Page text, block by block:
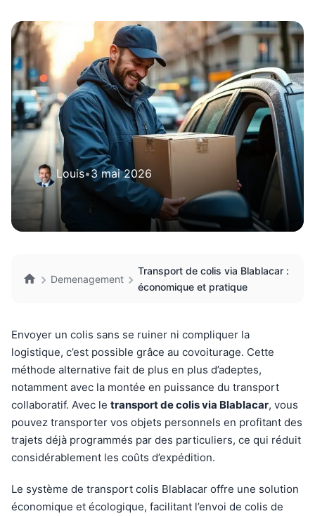
Louis•3 mai 2026
Demenagement
Transport de colis via Blablacar :
économique et pratique
Envoyer un colis sans se ruiner ni compliquer la
logistique, c’est possible grâce au covoiturage. Cette
méthode alternative fait de plus en plus d’adeptes,
notamment avec la montée en puissance du transport
collaboratif. Avec le transport de colis via Blablacar, vous
pouvez transporter vos objets personnels en profitant des
trajets déjà programmés par des particuliers, ce qui réduit
considérablement les coûts d’expédition.
Le système de transport colis Blablacar offre une solution
économique et écologique, facilitant l’envoi de colis de